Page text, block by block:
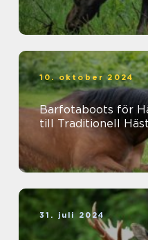
10. oktober 2024
Barfotaboots för
till Traditionell
31. juli 2024